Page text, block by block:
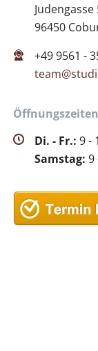
Judengasse
96450
+49 9561 -
Öffnungszeiten
Di. - Fr.: 9 -
Samstag: 9